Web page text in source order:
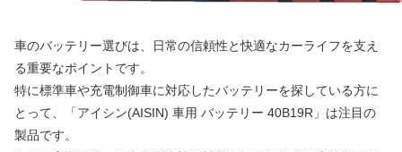
車のバッテリー選びは、日常の信頼性と快適なカーライフを支え
る重要なポイントです。
特に標準車や充電制御車に対応したバッテリーを探している方に
とって、「アイシン(AISIN) 車用 バッテリー 40B19R」は注目の
製品です。